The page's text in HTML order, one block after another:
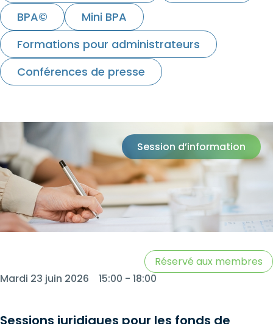
BPA©
Mini BPA
Formations pour administrateurs
Conférences de presse
Session d’information
Mardi 23 juin 2026 15:00 - 18:00
Réservé aux membres
Sessions juridiques pour les fonds de